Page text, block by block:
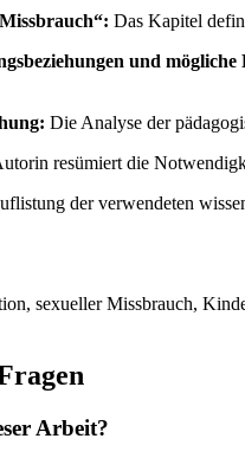
Das Kapitel
und mögliche
Die Analyse der
resümiert die
der verwendeten
sexueller Missbrauch,
Arbeit?